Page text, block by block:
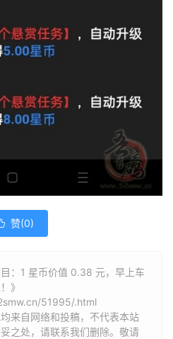
赞(0)
：1 星币价值 0.38 元，早上车
》
51995/.html
来自网络和投稿，不代表本站
之处，请联系我们删除。敬请